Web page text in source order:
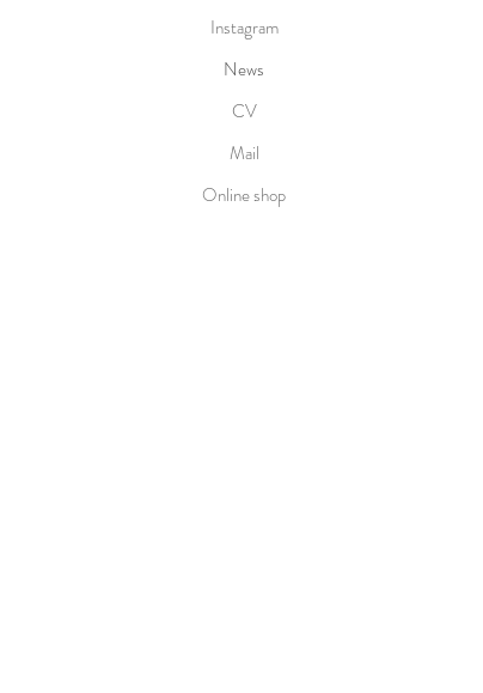
Instagram
News
CV
Mail
Online shop